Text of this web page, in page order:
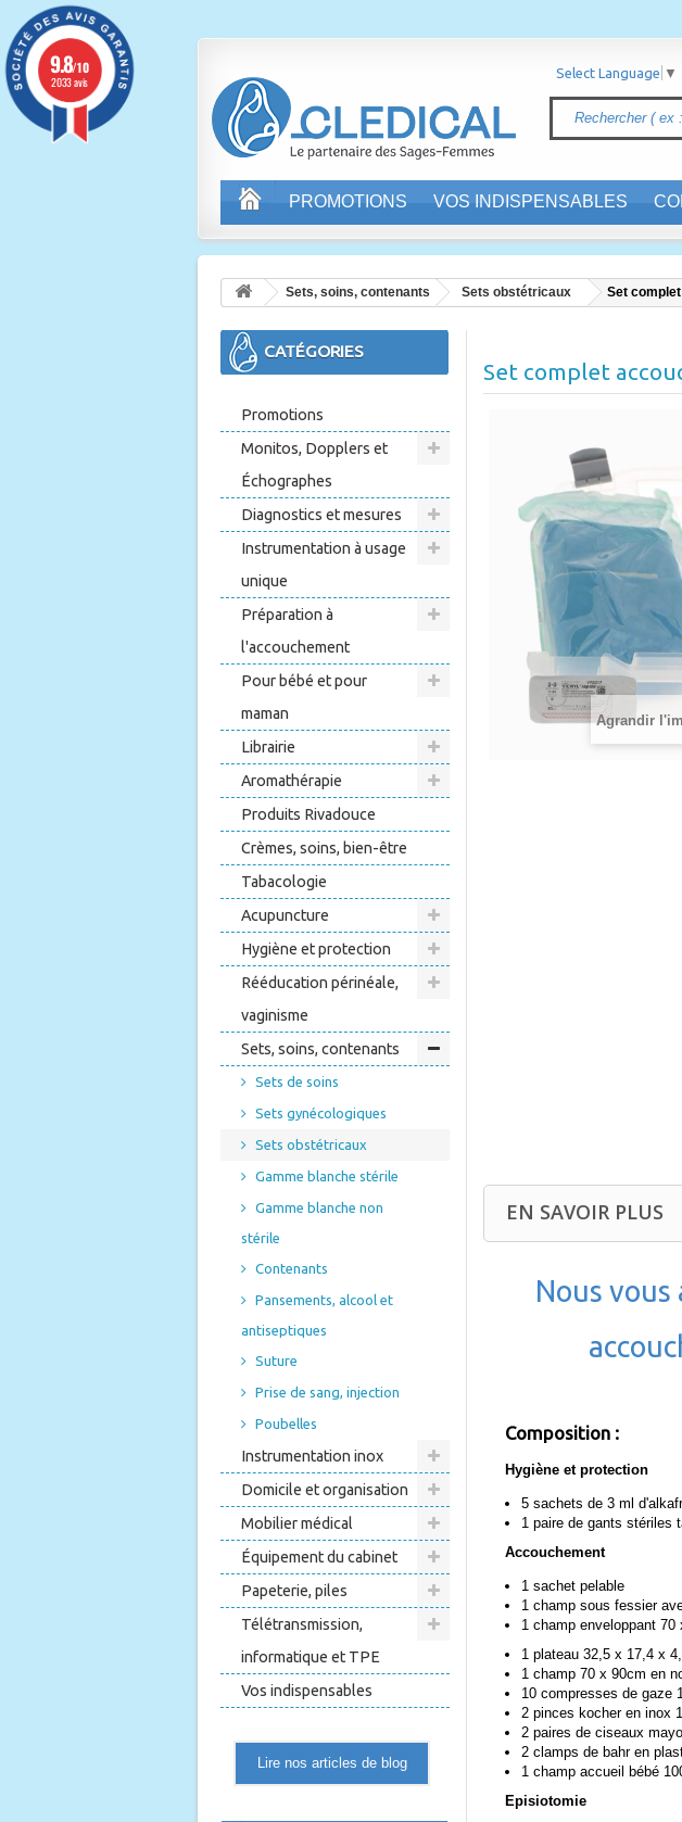
PROMOTIONS VOS INDISPENSABLES
Select Language ▼
Sets, soins, contenants Sets obstétricaux Set
CATÉGORIES
Promotions
Monitos, Dopplers et
Échographes
Diagnostics et mesures
Instrumentation à usage
unique
Préparation à
l'accouchement
Pour bébé et pour
maman
Librairie
Aromathérapie
Produits Rivadouce
Crèmes, soins, bien-être
Tabacologie
Acupuncture
Hygiène et protection
Rééducation périnéale,
vaginisme
Sets, soins, contenants
Sets de soins
Sets gynécologiques
Sets obstétricaux
Gamme blanche stérile
Gamme blanche non
stérile
Contenants
Pansements, alcool et
antiseptiques
Suture
Prise de sang, injection
Poubelles
Instrumentation inox
Domicile et organisation
Mobilier médical
Équipement du cabinet
Papeterie, piles
Télétransmission,
informatique et TPE
Vos indispensables
Lire nos articles de blog
Set complet
Agrandir
EN SAVOIR PLUS
Nous
Composition :
Hygiène et protection
5 sachets de 3 ml
1 paire de gants stériles
Accouchement
1 sachet
1 champ sous fessier
1 champ enveloppant
1 plateau 32,5 x 17,4 x
1 champ 70 x 90cm en
10 compresses de gaze
2 pinces kocher en inox
2 paires de ciseaux
2 clamps de bahr en
1 champ accueil bébé
Episiotomie
9.8/10
2033 avis